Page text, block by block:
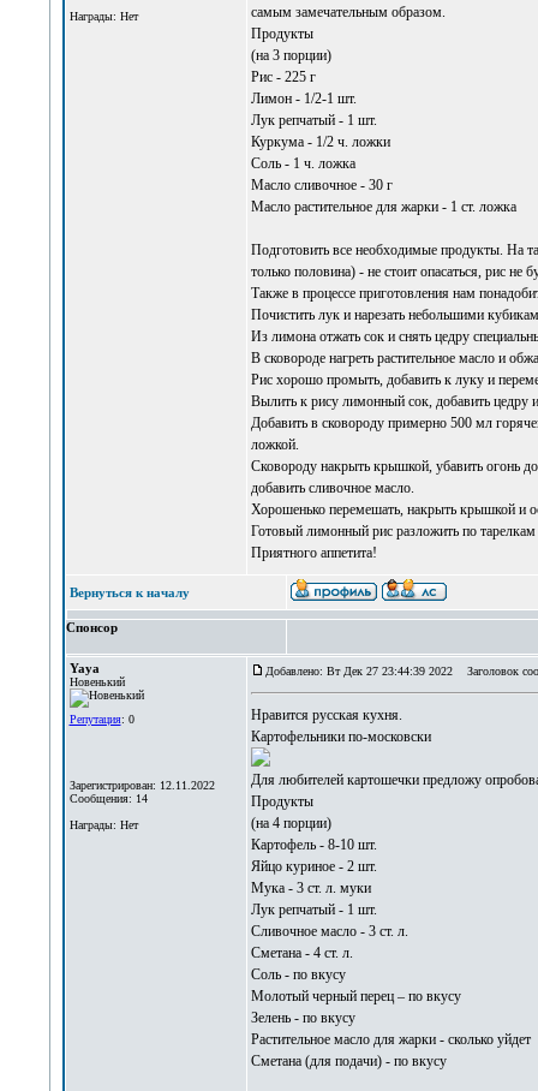
Награды: Нет
самым замечательным образом.
Продукты
(на 3 порции)
Рис - 225 г
Лимон - 1/2-1 шт.
Лук репчатый - 1 шт.
Куркума - 1/2 ч. ложки
Соль - 1 ч. ложка
Масло сливочное - 30 г
Масло растительное для жарки - 1 ст. ложка
Подготовить все необходимые продукты. На
только половина) - не стоит опасаться, рис не
Также в процессе приготовления нам
Почистить лук и нарезать небольшими
Из лимона отжать сок и снять цедру
В сковороде нагреть растительное масло и
Рис хорошо промыть, добавить к луку и
Вылить к рису лимонный сок, добавить цедру
Добавить в сковороду примерно 500 мл
ложкой.
Сковороду накрыть крышкой, убавить огонь
добавить сливочное масло.
Хорошенько перемешать, накрыть крышкой и
Готовый лимонный рис разложить по тарелкам
Приятного аппетита!
Вернуться к началу
Спонсор
Yaya
Новенький
Репутация: 0
Зарегистрирован: 12.11.2022
Сообщения: 14
Награды: Нет
Добавлено: Вт Дек 27 23:44:39 2022 Заголовок
Нравится русская кухня.
Картофельники по-московски
Для любителей картошечки предложу
Продукты
(на 4 порции)
Картофель - 8-10 шт.
Яйцо куриное - 2 шт.
Мука - 3 ст. л. муки
Лук репчатый - 1 шт.
Сливочное масло - 3 ст. л.
Сметана - 4 ст. л.
Соль - по вкусу
Молотый черный перец – по вкусу
Зелень - по вкусу
Растительное масло для жарки - сколько уйдет
Сметана (для подачи) - по вкусу